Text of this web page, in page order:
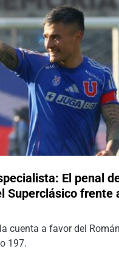
El penal
Superclásico frente
cuenta a favor del
197.